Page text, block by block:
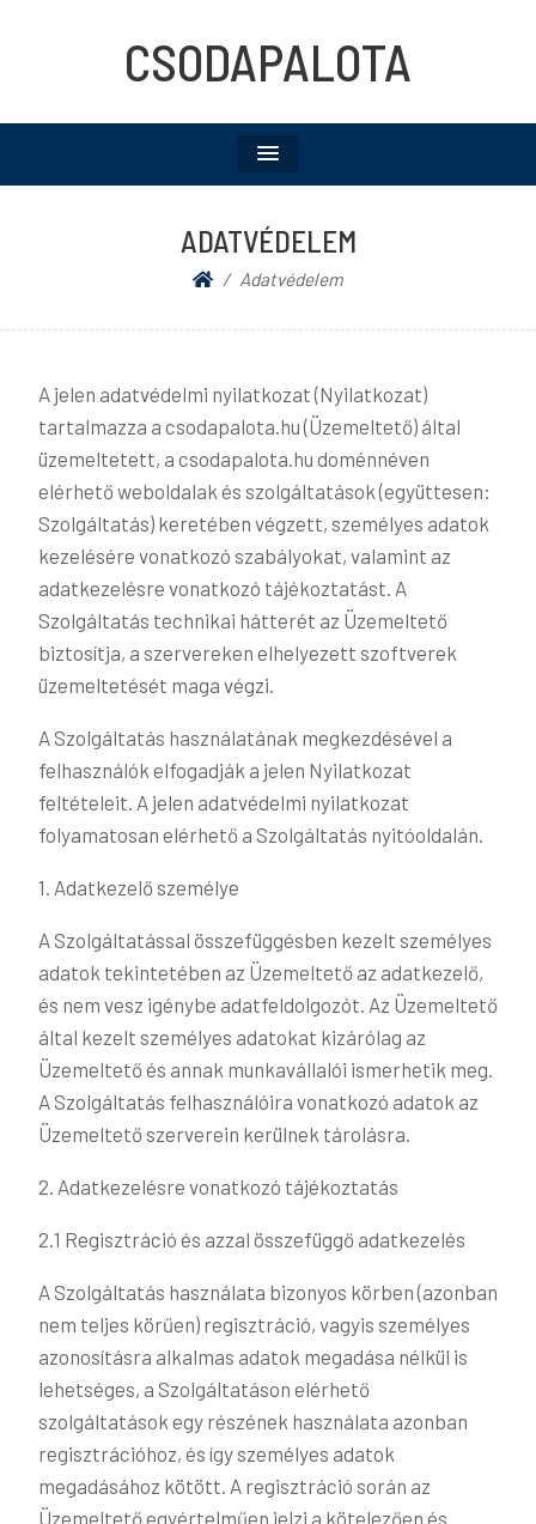
CSODAPALOTA
ADATVÉDELEM
Adatvédelem
A jelen adatvédelmi nyilatkozat (Nyilatkozat)
tartalmazza a csodapalota.hu (Üzemeltető) által
üzemeltetett, a csodapalota.hu doménnéven
elérhető weboldalak és szolgáltatások (együttesen:
Szolgáltatás) keretében végzett, személyes adatok
kezelésére vonatkozó szabályokat, valamint az
adatkezelésre vonatkozó tájékoztatást. A
Szolgáltatás technikai hátterét az Üzemeltető
biztosítja, a szervereken elhelyezett szoftverek
üzemeltetését maga végzi.
A Szolgáltatás használatának megkezdésével a
felhasználók elfogadják a jelen Nyilatkozat
feltételeit. A jelen adatvédelmi nyilatkozat
folyamatosan elérhető a Szolgáltatás nyitóoldalán.
1. Adatkezelő személye
A Szolgáltatással összefüggésben kezelt személyes
adatok tekintetében az Üzemeltető az adatkezelő,
és nem vesz igénybe adatfeldolgozót. Az Üzemeltető
által kezelt személyes adatokat kizárólag az
Üzemeltető és annak munkavállalói ismerhetik meg.
A Szolgáltatás felhasználóira vonatkozó adatok az
Üzemeltető szerverein kerülnek tárolásra.
2. Adatkezelésre vonatkozó tájékoztatás
2.1 Regisztráció és azzal összefüggő adatkezelés
A Szolgáltatás használata bizonyos körben (azonban
nem teljes körűen) regisztráció, vagyis személyes
azonosításra alkalmas adatok megadása nélkül is
lehetséges, a Szolgáltatáson elérhető
szolgáltatások egy részének használata azonban
regisztrációhoz, és így személyes adatok
megadásához kötött. A regisztráció során az
Üzemeltető egyértelműen jelzi a kötelezően és